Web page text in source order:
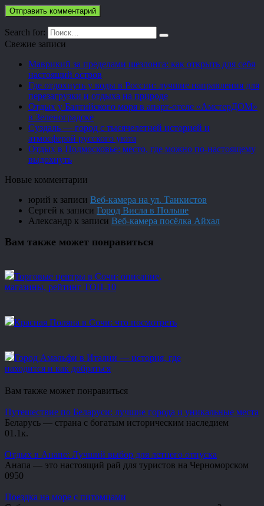
Search for:
Свежие записи
Маврикий за пределами шезлонга: как открыть для себя
настоящий остров
Где отдохнуть у воды в России: лучшие направления для
перезагрузки и отдыха на природе
Отдых у Балтийского моря в апарт-отеле «АмстерДОМ»
в Зеленоградске
Суздаль — город с тысячелетней историей и
атмосферой русского уюта
Отдых в Подмосковье: место, где можно по-настоящему
выдохнуть
Новые комментарии
юрий к записи Веб-камера на ул. Танкистов
Сергей к записи Город Висла в Польше
Александр к записи Веб-камера посёлка Айхал
Вам также может понравиться
Торговые центры в Сочи: описание,
магазины, рейтинг ТОП-10
Красная Поляна в Сочи: что посмотреть
Город Амальфи в Италии — история, где
находится и как добраться
Вам также может понравиться
Путешествие по Беларуси: лучшие города и уникальные места
Беларусь — страна с богатым историческим наследием
01.1к.
Отдых в Анапе: Лучший выбор для летнего отпуска
Анапа — это настоящий рай для туристов на Черноморском
0950
Поездка на море с питомцами